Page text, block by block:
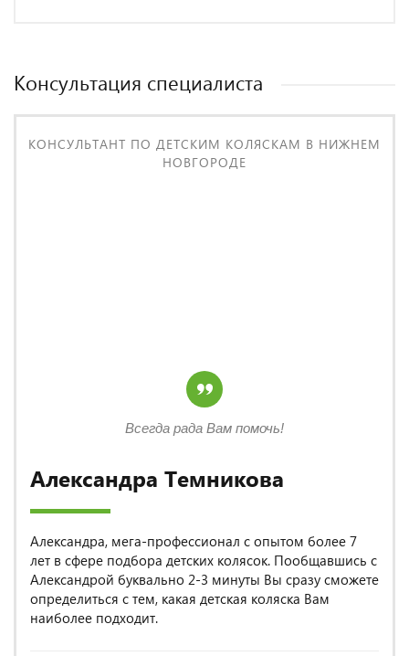
Консультация специалиста
КОНСУЛЬТАНТ ПО ДЕТСКИМ КОЛЯСКАМ В НИЖНЕМ
НОВГОРОДЕ
Александра Темникова
Александра, мега-профессионал с опытом более 7
лет в сфере подбора детских колясок. Пообщавшись с
Александрой буквально 2-3 минуты Вы сразу сможете
определиться с тем, какая детская коляска Вам
наиболее подходит.
Всегда рада Вам помочь!